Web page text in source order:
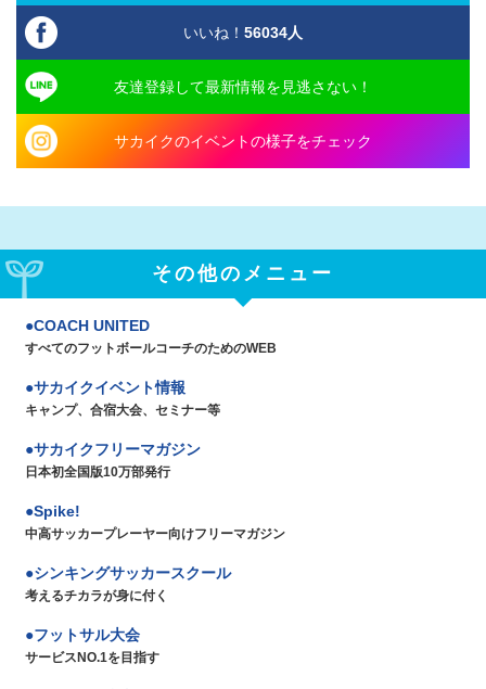
いいね！ 56034人
友達登録して最新情報を見逃さない！
サカイクのイベントの様子をチェック
その他のメニュー
COACH UNITED
すべてのフットボールコーチのためのWEB
サカイクイベント情報
キャンプ、合宿大会、セミナー等
サカイクフリーマガジン
日本初全国版10万部発行
Spike!
中高サッカープレーヤー向けフリーマガジン
シンキングサッカースクール
考えるチカラが身に付く
フットサル大会
サービスNO.1を目指す